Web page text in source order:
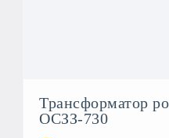
Трансформатор
ОСЗЗ-730